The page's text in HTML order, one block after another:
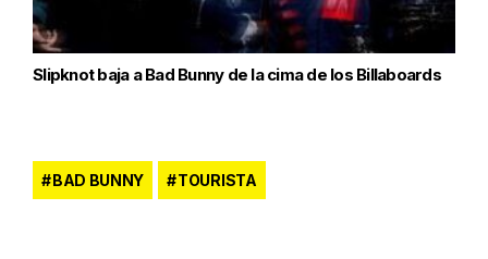
Slipknot baja a Bad Bunny de la cima de los Billaboards
BAD BUNNY TOURISTA